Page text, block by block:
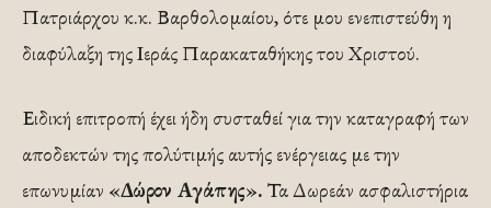
Πατριάρχου κ.κ. Βαρθολομαίου, ότε μου ενεπιστεύθη η
διαφύλαξη της Ιεράς Παρακαταθήκης του Χριστού.
Ειδική επιτροπή έχει ήδη συσταθεί για την καταγραφή των
αποδεκτών της πολύτιμής αυτής ενέργειας με την
επωνυμίαν «Δώρον Αγάπης». Τα Δωρεάν ασφαλιστήρια